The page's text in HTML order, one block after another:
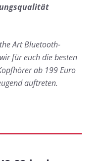
Art Bluetooth-
für euch die besten
ab 199 Euro
auftreten.